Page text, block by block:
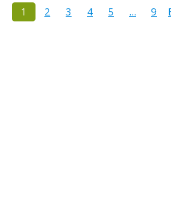
1 2 3 4 5 ... 9